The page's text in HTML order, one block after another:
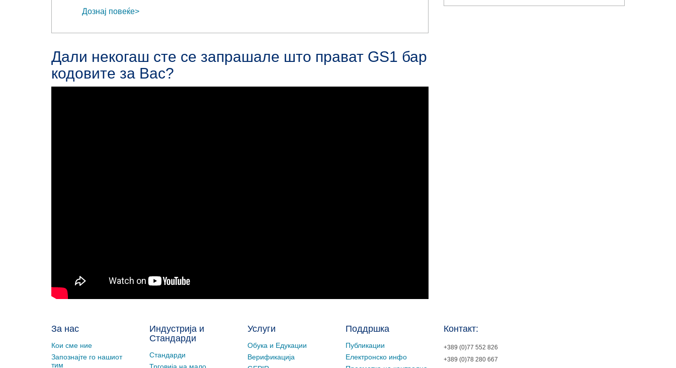
Дознај повеќе>
Дали некогаш сте се запрашале што прават GS1 бар
кодовите за Вас?
За нас
Кои сме ние
Запознајте го нашиот
тим
Индустрија и
Стандарди
Стандарди
Услуги
Обука и Едукации
Верификација
Поддршка
Публикации
Електронско инфо
Контакт:
+389 (0)77 552 826
+389 (0)78 280 667